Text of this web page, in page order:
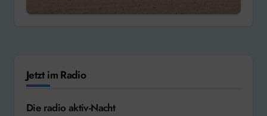
Jetzt im Radio
Die radio aktiv-Nacht